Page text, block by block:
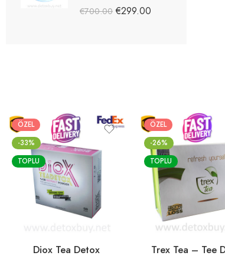
5 üzerinden
€700.00 €299.00
ÖZEL
-33%
TOPLU
Diox Tea Detox
ÖZEL
-26%
TOPLU
Trex Tea – Tee